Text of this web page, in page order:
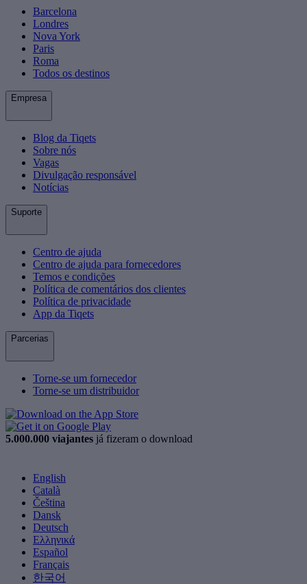
Barcelona
Londres
Nova York
Paris
Roma
Todos os destinos
Empresa
Blog da Tiqets
Sobre nós
Vagas
Divulgação responsável
Notícias
Suporte
Centro de ajuda
Centro de ajuda para fornecedores
Temos e condições
Política de comentários dos clientes
Política de privacidade
App da Tiqets
Parcerias
Torne-se um fornecedor
Torne-se um distribuidor
5.000.000 viajantes já fizeram o download
English
Català
Čeština
Dansk
Deutsch
Ελληνικά
Español
Français
한국어